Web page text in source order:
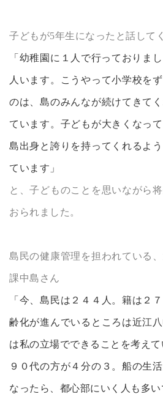
子どもが5年生になったと話して
「幼稚園に１人で行っておりま
人います。こうやって小学校を
のは、島のみんなが続けてきて
ています。子どもが大きくなっ
島出身と誇りを持ってくれるよ
ています」
と、子どものことを思いながら
おられました。
島民の健康管理を担われている
課中島さん
「今、島民は２４４人。籍は２
齢化が進んでいるところは近江
は私の立場でできることを考えて
９０代の方が４分の３。船の生
なったら、都心部にいく人も多い